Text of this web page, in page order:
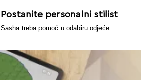
Postanite personalni stilist
Sasha treba pomoć u odabiru odjeće.